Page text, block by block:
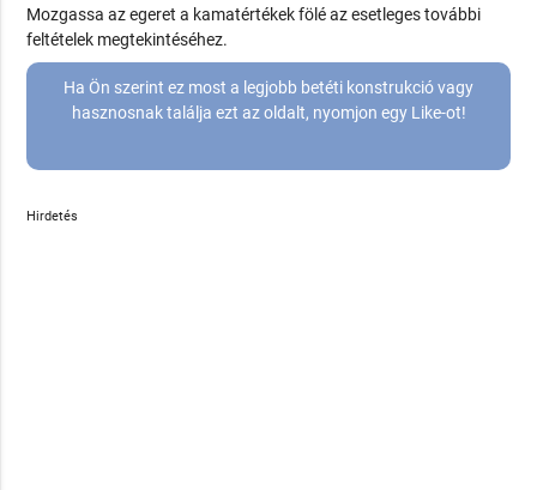
Mozgassa az egeret a kamatértékek fölé az esetleges további
feltételek megtekintéséhez.
Ha Ön szerint ez most a legjobb betéti konstrukció vagy
hasznosnak találja ezt az oldalt, nyomjon egy Like-ot!
Hirdetés